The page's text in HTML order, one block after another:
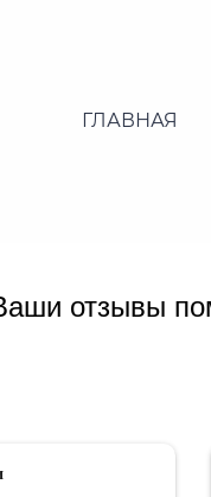
ГЛАВНАЯ
отзывы